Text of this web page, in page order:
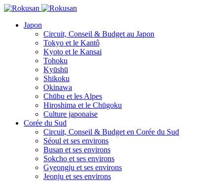
Japon
Circuit, Conseil & Budget au Japon
Tokyo et le Kantô
Kyoto et le Kansai
Tohoku
Kyūshū
Shikoku
Okinawa
Chūbu et les Alpes
Hiroshima et le Chūgoku
Culture japonaise
Corée du Sud
Circuit, Conseil & Budget en Corée du Sud
Séoul et ses environs
Busan et ses environs
Sokcho et ses environs
Gyeongju et ses environs
Jeonju et ses environs